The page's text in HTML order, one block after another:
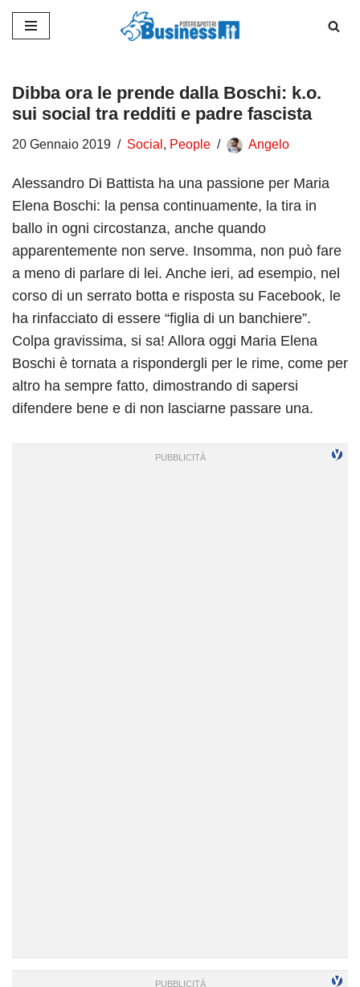
contenuto
Dibba ora le prende dalla Boschi: k.o.
sui social tra redditi e padre fascista
20 Gennaio 2019 Social , People Angelo
Alessandro Di Battista ha una passione per Maria
Elena Boschi: la pensa continuamente, la tira in
ballo in ogni circostanza, anche quando
apparentemente non serve. Insomma, non può fare
a meno di parlare di lei. Anche ieri, ad esempio, nel
corso di un serrato botta e risposta su Facebook, le
ha rinfacciato di essere “figlia di un banchiere”.
Colpa gravissima, si sa! Allora oggi Maria Elena
Boschi è tornata a rispondergli per le rime, come per
altro ha sempre fatto, dimostrando di sapersi
difendere bene e di non lasciarne passare una.